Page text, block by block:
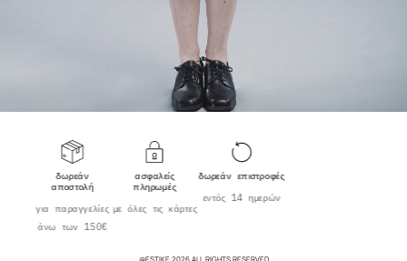
δωρεάν
αποστολή
για παραγγελίες
άνω των 150€
ασφαλείς
πληρωμές
με όλες τις κάρτες
δωρεάν επιστροφές
εντός 14 ημερών
@ESTIKE 2026 ALL RIGHTS RESERVED